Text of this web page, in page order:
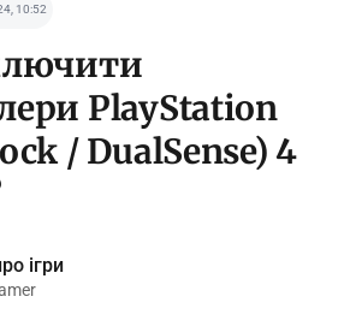
10:52
PlayStation
/ DualSense) 4
ігри